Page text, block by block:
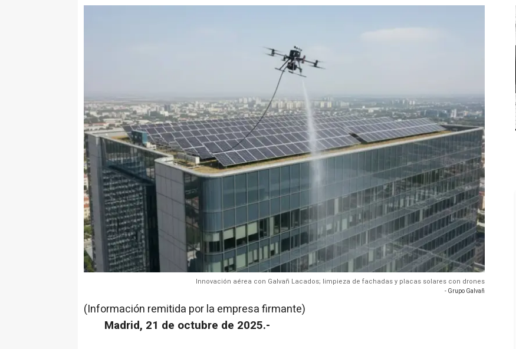
Innovación aérea con Galvañ Lacados; limpieza de fachadas y placas solares con drones
- Grupo Galvañ
(Información remitida por la empresa firmante)
Madrid, 21 de octubre de 2025.-